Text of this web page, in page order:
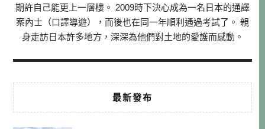
期許自己能更上一層樓。 2009時下決心成為一名日本的通譯
案內士（口譯導遊），而後也在同一年順利通過考試了。 親
身走訪日本許多地方，深深為他們對土地的愛護而感動。
最新發布